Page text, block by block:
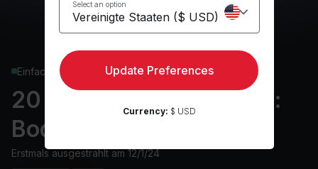
Einfach
20 min Strength Roll Call:
Bodyweight
Erstmals ausgestrahlt am12/1/24
Select an option
Update Preferences
Currency: $ USD